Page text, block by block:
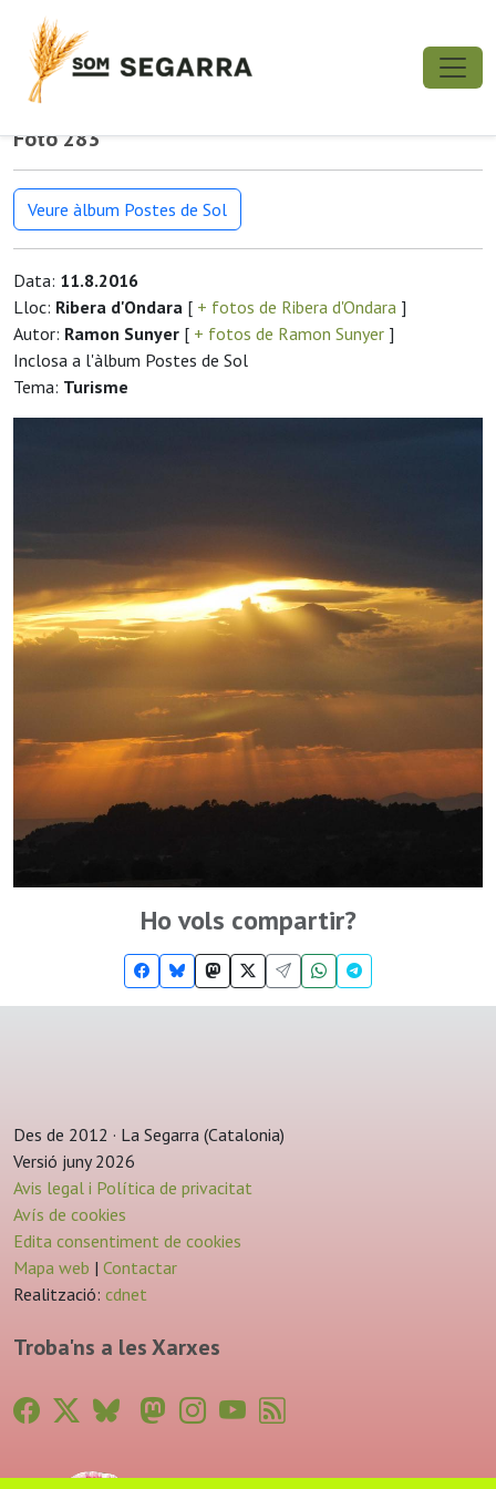
Foto 283
Veure àlbum Postes de Sol
Data: 11.8.2016
Lloc: Ribera d'Ondara [ + fotos de Ribera d'Ondara ]
Autor: Ramon Sunyer [ + fotos de Ramon Sunyer ]
Inclosa a l'àlbum Postes de Sol
Tema: Turisme
Ho vols compartir?
Des de 2012 · La Segarra (Catalonia)
Versió juny 2026
Avis legal i Política de privacitat
Avís de cookies
Edita consentiment de cookies
Mapa web | Contactar
Realització: cdnet
Troba'ns a les Xarxes